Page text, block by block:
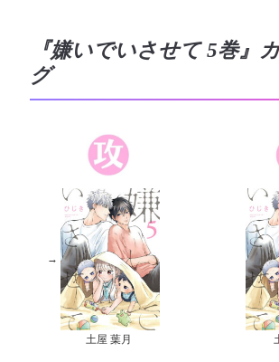
『嫌いでいさせて 5巻』
グ
→
土屋 葉月